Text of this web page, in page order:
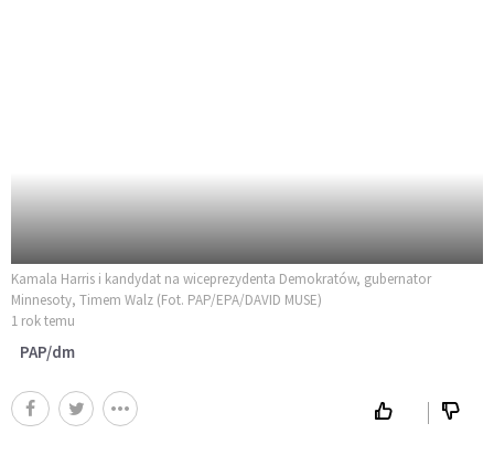
Kamala Harris i kandydat na wiceprezydenta Demokratów, gubernator
Minnesoty, Timem Walz (Fot. PAP/EPA/DAVID MUSE)
1 rok temu
PAP/dm